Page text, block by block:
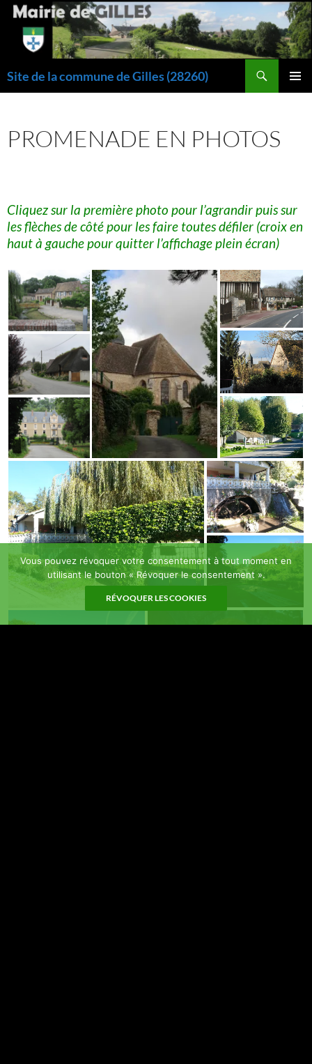
Aller
contenu
Site de la commune de Gilles (28260)
PROMENADE EN PHOTOS
Cliquez sur la première photo pour l’agrandir puis sur
les flèches de côté pour les faire toutes défiler (croix en
haut à gauche pour quitter l’affichage plein écran)
Vous pouvez révoquer votre consentement à tout moment en
utilisant le bouton « Révoquer le consentement ».
RÉVOQUER LES COOKIES